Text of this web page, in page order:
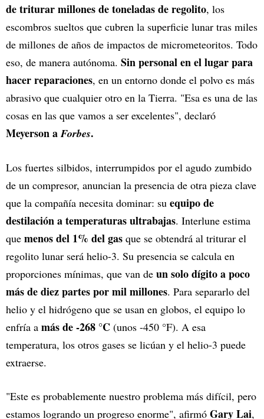
de triturar millones de toneladas de regolito, los
escombros sueltos que cubren la superficie lunar tras miles
de millones de años de impactos de micrometeoritos. Todo
eso, de manera autónoma. Sin personal en el lugar para
hacer reparaciones, en un entorno donde el polvo es más
abrasivo que cualquier otro en la Tierra. "Esa es una de las
cosas en las que vamos a ser excelentes", declaró
Meyerson aForbes.
Los fuertes silbidos, interrumpidos por el agudo zumbido
de un compresor, anuncian la presencia de otra pieza clave
que la compañía necesita dominar: su equipo de
destilación a temperaturas ultrabajas. Interlune estima
que menos del 1% del gas que se obtendrá al triturar el
regolito lunar será helio-3. Su presencia se calcula en
proporciones mínimas, que van de un solo dígito a poco
más de diez partes por mil millones. Para separarlo del
helio y el hidrógeno que se usan en globos, el equipo lo
enfría a más de -268 °C (unos -450 °F). A esa
temperatura, los otros gases se licúan y el helio-3 puede
extraerse.
"Este es probablemente nuestro problema más difícil, pero
estamos logrando un progreso enorme", afirmó Gary Lai,